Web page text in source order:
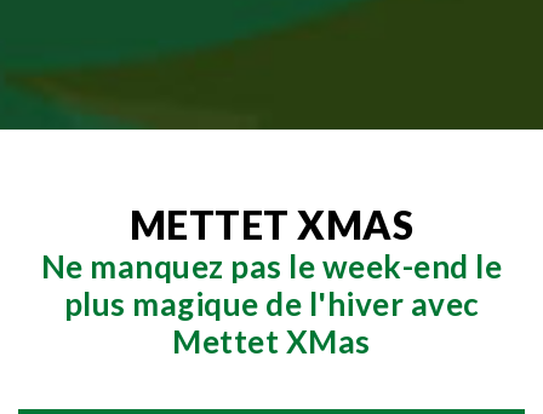
METTET XMAS
Ne manquez pas le week-end le
plus magique de l'hiver avec
Mettet XMas